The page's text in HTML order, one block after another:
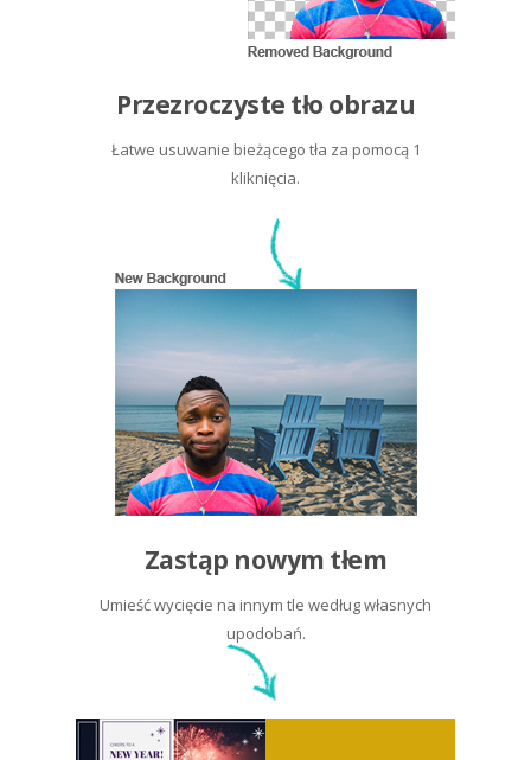
Przezroczyste tło obrazu
Łatwe usuwanie bieżącego tła za pomocą 1
kliknięcia.
Zastąp nowym tłem
Umieść wycięcie na innym tle według własnych
upodobań.